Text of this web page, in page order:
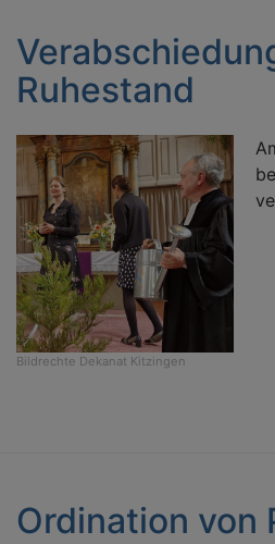
Ruhestand
Bildrechte Dekanat Kitzingen
Ordination von